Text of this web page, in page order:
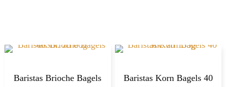
Baristas Brioche Bagels
Baristas Korn Bagels 40